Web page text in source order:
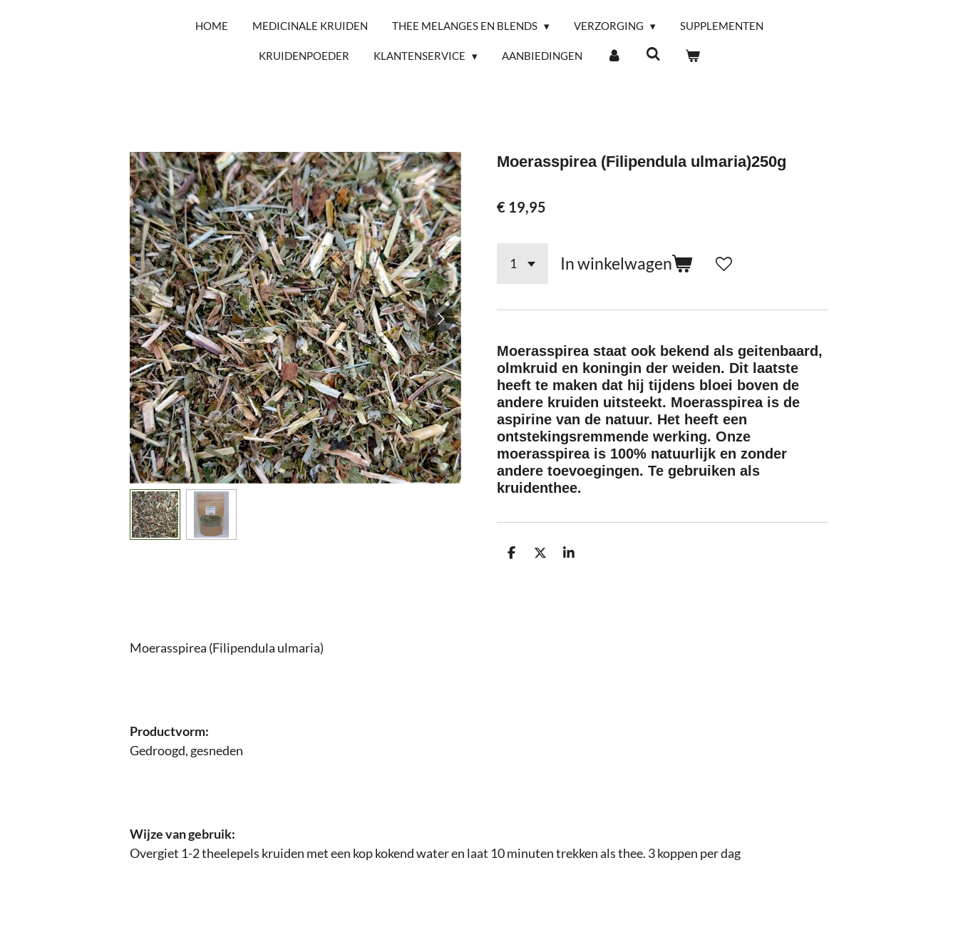
HOME MEDICINALE KRUIDEN THEE MELANGES EN BLENDS VERZORGING SUPPLEMENTEN
KRUIDENPOEDER KLANTENSERVICE AANBIEDINGEN
Moerasspirea (Filipendula ulmaria)250g
€ 19,95
In winkelwagen
Moerasspirea staat ook bekend als geitenbaard,
olmkruid en koningin der weiden. Dit laatste
heeft te maken dat hij tijdens bloei boven de
andere kruiden uitsteekt. Moerasspirea is de
aspirine van de natuur. Het heeft een
ontstekingsremmende werking. Onze
moerasspirea is 100% natuurlijk en zonder
andere toevoegingen. Te gebruiken als
kruidenthee.
D
D
S
Moerasspirea (Filipendula ulmaria)
Productvorm:
Gedroogd, gesneden
Wijze van gebruik:
Overgiet 1-2 theelepels kruiden met een kop kokend water en laat 10 minuten trekken als thee. 3 koppen per dag